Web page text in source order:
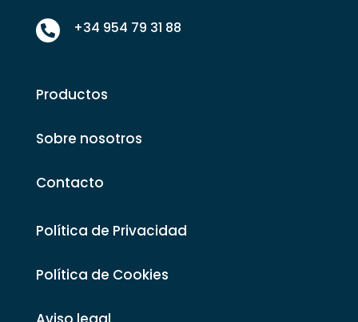
 +34 954 79 31 88
Productos
Sobre nosotros
Contacto
Política de Privacidad
Política de Cookies